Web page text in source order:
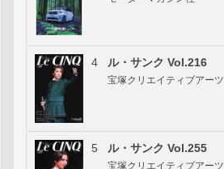
4 ル・サンク Vol.216
宝塚クリエイティブアーツ
5 ル・サンク Vol.255
宝塚クリエイティブアーツ